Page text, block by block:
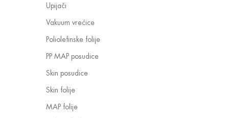
Upijači
Vakuum vrećice
Poliolefinske folije
PP MAP posudice
Skin posudice
Skin folije
MAP folije